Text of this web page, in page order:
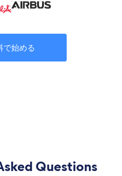
で始める
Questions